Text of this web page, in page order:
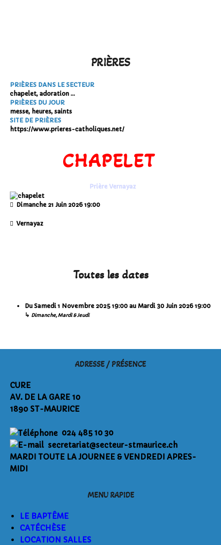
PRIÈRES
PRIÈRES DANS LE SECTEUR
chapelet, adoration ...
PRIÈRES DU JOUR
messe, heures, saints
SITE DE PRIÈRES
https://www.prieres-catholiques.net/
CHAPELET
Prière Vernayaz
Dimanche 21 Juin 2026 19:00
Vernayaz
Toutes les dates
Du Samedi 1 Novembre 2025 19:00 au Mardi 30 Juin 2026 19:00
↳ Dimanche, Mardi & Jeudi
ADRESSE / PRÉSENCE
CURE
AV. DE LA GARE 10
1890 ST-MAURICE
024 485 10 30
secretariat@secteur-stmaurice.ch
MARDI TOUTE LA JOURNEE & VENDREDI APRES-
MIDI
MENU RAPIDE
LE BAPTÊME
CATÉCHÈSE
LOCATION SALLES